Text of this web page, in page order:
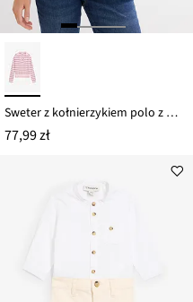
Sweter z kołnierzykiem polo z mieszanki bawełny
77,99 zł